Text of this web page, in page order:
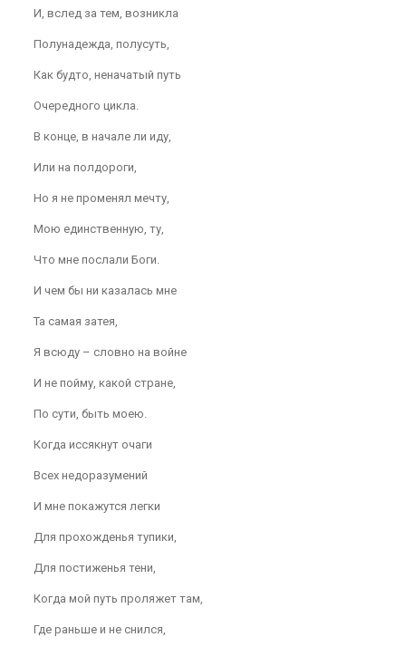
И, вслед за тем, возникла
Полунадежда, полусуть,
Как будто, неначатый путь
Очередного цикла.
В конце, в начале ли иду,
Или на полдороги,
Но я не променял мечту,
Мою единственную, ту,
Что мне послали Боги.
И чем бы ни казалась мне
Та самая затея,
Я всюду – словно на войне
И не пойму, какой стране,
По сути, быть моею.
Когда иссякнут очаги
Всех недоразумений
И мне покажутся легки
Для прохожденья тупики,
Для постиженья тени,
Когда мой путь проляжет там,
Где раньше и не снился,